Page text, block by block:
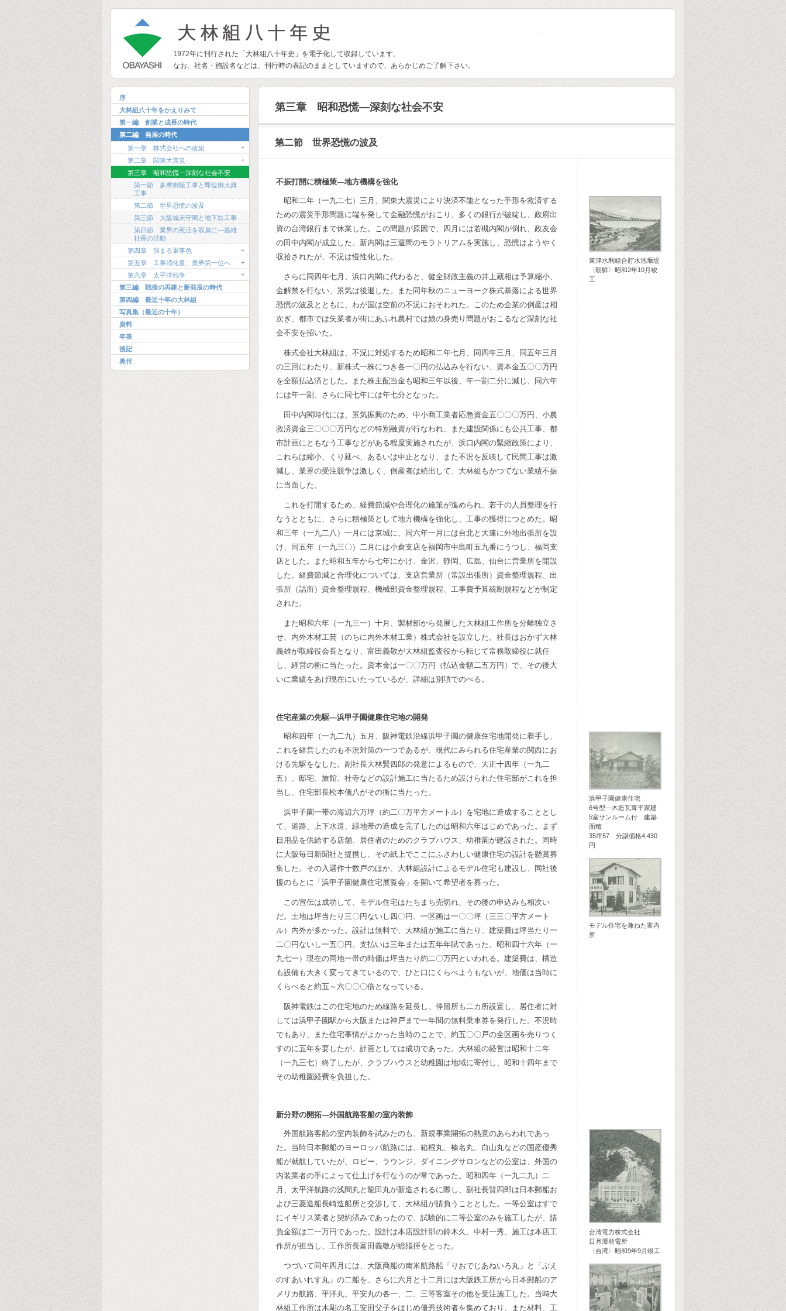
1972年に刊行された「大林組八十年史」を電子化して収録しています。
なお、社名・施設名などは、刊行時の表記のままとしていますので、あらかじめご了解下さい。
序
大林組八十年をかえりみて
第一編 創業と成長の時代
第二編 発展の時代
第一章 株式会社への改組
+
第二章 関東大震災
+
第三章 昭和恐慌―深刻な社会不安
第一節 多摩御陵工事と即位御大典
工事
第二節 世界恐慌の波及
第三節 大阪城天守閣と地下鉄工事
第四節 業界の死活を双肩に―義雄
社長の活動
第四章 深まる軍事色
+
第五章 工事消化量、業界第一位へ
+
第六章 太平洋戦争
+
第三編 戦後の再建と新発展の時代
第四編 最近十年の大林組
写真集（最近の十年）
資料
年表
後記
奥付
第三章 昭和恐慌―深刻な社会不安
第二節 世界恐慌の波及
不振打開に積極策―地方機構を強化
昭和二年（一九二七）三月、関東大震災により決済不能となった手形を救済する
ための震災手形問題に端を発して金融恐慌がおこり、多くの銀行が破綻し、政府出
資の台湾銀行まで休業した。この問題が原因で、四月には若槻内閣が倒れ、政友会
の田中内閣が成立した。新内閣は三週間のモラトリアムを実施し、恐慌はようやく
収拾されたが、不況は慢性化した。
さらに同四年七月、浜口内閣に代わると、健全財政主義の井上蔵相は予算縮小、
金解禁を行ない、景気は後退した。また同年秋のニューヨーク株式暴落による世界
恐慌の波及とともに、わが国は空前の不況におそわれた。このため企業の倒産は相
次ぎ、都市では失業者が街にあふれ農村では娘の身売り問題がおこるなど深刻な社
会不安を招いた。
株式会社大林組は、不況に対処するため昭和二年七月、同四年三月、同五年三月
の三回にわたり、新株式一株につき各一〇円の払込みを行ない、資本金五〇〇万円
を全額払込済とした。また株主配当金も昭和三年以後、年一割二分に減じ、同六年
には年一割、さらに同七年には年七分となった。
田中内閣時代には、景気振興のため、中小商工業者応急資金五〇〇〇万円、小農
救済資金三〇〇〇万円などの特別融資が行なわれ、また建設関係にも公共工事、都
市計画にともなう工事などがある程度実施されたが、浜口内閣の緊縮政策により、
これらは縮小、くり延べ、あるいは中止となり、また不況を反映して民間工事は激
減し、業界の受注競争は激しく、倒産者は続出して、大林組もかつてない業績不振
に当面した。
これを打開するため、経費節減や合理化の施策が進められ、若干の人員整理を行
なうとともに、さらに積極策として地方機構を強化し、工事の獲得につとめた。昭
和三年（一九二八）一月には京城に、同六年一月には台北と大連に外地出張所を設
け、同五年（一九三〇）二月には小倉支店を福岡市中島町五九番にうつし、福岡支
店とした。また昭和五年から七年にかけ、金沢、静岡、広島、仙台に営業所を開設
した。経費節減と合理化については、支店営業所（常設出張所）資金整理規程、出
張所（詰所）資金整理規程、機械部資金整理規程、工事費予算統制規程などが制定
された。
また昭和六年（一九三一）十月、製材部から発展した大林組工作所を分離独立さ
せ、内外木材工芸（のちに内外木材工業）株式会社を設立した。社長はおかず大林
義雄が取締役会長となり、富田義敬が大林組監査役から転じて常務取締役に就任
し、経営の衝に当たった。資本金は一〇〇万円（払込金額二五万円）で、その後大
いに業績をあげ現在にいたっているが、詳細は別項でのべる。
東津水利組合貯水池堰堤
〈朝鮮〉昭和2年10月竣
工
住宅産業の先駆―浜甲子園健康住宅地の開発
昭和四年（一九二九）五月、阪神電鉄沿線浜甲子園の健康住宅地開発に着手し、
これを経営したのも不況対策の一つであるが、現代にみられる住宅産業の関西にお
ける先駆をなした。副社長大林賢四郎の発意によるもので、大正十四年（一九二
五）、邸宅、旅館、社寺などの設計施工に当たるため設けられた住宅部がこれを担
当し、住宅部長松本儀八がその衝に当たった。
浜甲子園一帯の海辺六万坪（約二〇万平方メートル）を宅地に造成することとし
て、道路、上下水道、緑地帯の造成を完了したのは昭和六年はじめであった。まず
日用品を供給する店舗、居住者のためのクラブハウス、幼稚園が建設された。同時
に大阪毎日新聞社と提携し、その紙上でここにふさわしい健康住宅の設計を懸賞募
集した。その入選作十数戸のほか、大林組設計によるモデル住宅も建設し、同社後
援のもとに「浜甲子園健康住宅展覧会」を開いて希望者を募った。
この宣伝は成功して、モデル住宅はたちまち売切れ、その後の申込みも相次い
だ。土地は坪当たり三〇円ないし四〇円、一区画は一〇〇坪（三三〇平方メート
ル）内外が多かった。設計は無料で、大林組が施工に当たり、建築費は坪当たり一
二〇円ないし一五〇円、支払いは三年または五年年賦であった。昭和四十六年（一
九七一）現在の同地一帯の時価は坪当たり約二〇万円といわれる。建築費は、構造
も設備も大きく変ってきているので、ひと口にくらべようもないが、地価は当時に
くらべると約五～六〇〇〇倍となっている。
阪神電鉄はこの住宅地のため線路を延長し、停留所も二カ所設置し、居住者に対
しては浜甲子園駅から大阪または神戸まで一年間の無料乗車券を発行した。不況時
でもあり、また住宅事情がよかった当時のことで、約五〇〇戸の全区画を売りつく
すのに五年を要したが、計画としては成功であった。大林組の経営は昭和十二年
（一九三七）終了したが、クラブハウスと幼稚園は地域に寄付し、昭和十四年まで
その幼稚園経費を負担した。
浜甲子園健康住宅
6号型―木造瓦葺平家建
5室サンルーム付 建築
面積
35坪57 分譲価格4,430
円
モデル住宅を兼ねた案内
所
新分野の開拓―外国航路客船の室内装飾
外国航路客船の室内装飾を試みたのも、新規事業開拓の熱意のあらわれであっ
た。当時日本郵船のヨーロッパ航路には、箱根丸、榛名丸、白山丸などの国産優秀
船が就航していたが、ロビー、ラウンジ、ダイニングサロンなどの公室は、外国の
内装業者の手によって仕上げを行なうのが常であった。昭和四年（一九二九）二
月、太平洋航路の浅間丸と龍田丸が新造されるに際し、副社長賢四郎は日本郵船お
よび三菱造船長崎造船所と交渉して、大林組が請負うこととした。一等公室はすで
にイギリス業者と契約済みであったので、試験的に二等公室のみを施工したが、請
負金額は二一万円であった。設計は本店設計部の鈴木久、中村一秀、施工は本店工
作所が担当し、工作所長富田義敬が総指揮をとった。
つづいて同年四月には、大阪商船の南米航路船「りおでじあねいろ丸」と「ぶえ
のすあいれす丸」の二船を、さらに六月と十二月には大阪鉄工所から日本郵船のア
メリカ航路、平洋丸、平安丸の各一、二、三等客室その他を受注施工した。当時大
林組工作所は木彫の名工安田父子をはじめ優秀技術者を集めており、また材料、工
台湾電力株式会社
日月潭発電所
〈台湾〉昭和9年9月竣工